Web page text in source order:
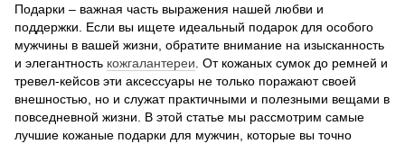
Подарки – важная часть выражения нашей любви и
поддержки. Если вы ищете идеальный подарок для особого
мужчины в вашей жизни, обратите внимание на изысканность
и элегантность кожгалантереи. От кожаных сумок до ремней и
тревел-кейсов эти аксессуары не только поражают своей
внешностью, но и служат практичными и полезными вещами в
повседневной жизни. В этой статье мы рассмотрим самые
лучшие кожаные подарки для мужчин, которые вы точно